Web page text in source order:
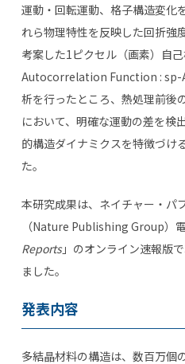
運動・回転運動、格子構造変化
れら物理特性を反映した回折強
考案した1ピクセル（画素）自
Autocorrelation Function : sp-
析を行ったところ、熱処理前後
において、明確な運動の差を検
的構造ダイナミクスを特徴づけ
た。
本研究成果は、ネイチャー・パ
（Nature Publishing Group）
Reports」のオンライン速報版
ました。
発表内容
多結晶材料の構造は、数百万個